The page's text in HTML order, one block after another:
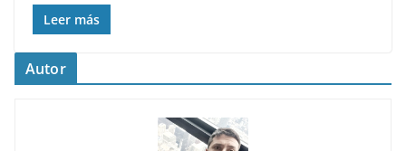
Leer más
Autor